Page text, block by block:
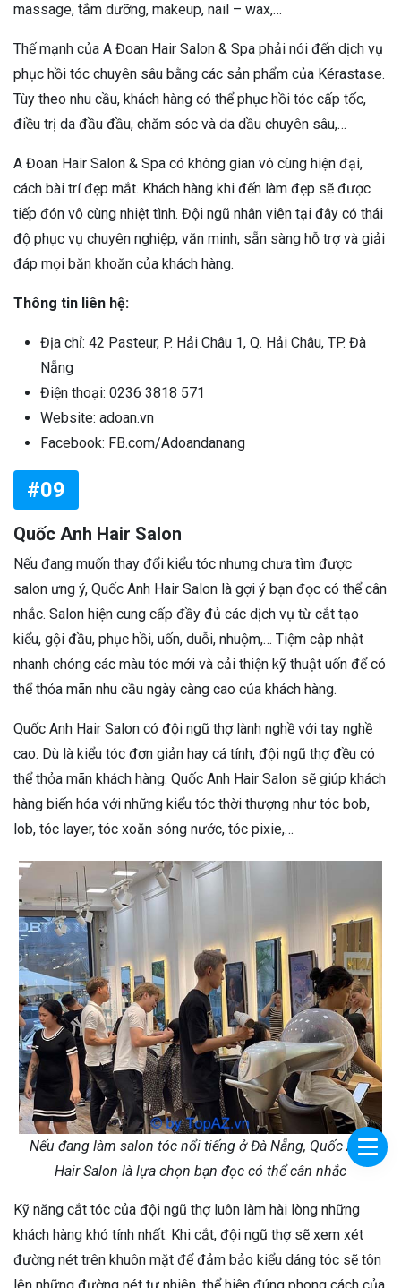
massage, tắm dưỡng, makeup, nail – wax,…
Thế mạnh của A Đoan Hair Salon & Spa phải nói đến dịch vụ
phục hồi tóc chuyên sâu bằng các sản phẩm của Kérastase.
Tùy theo nhu cầu, khách hàng có thể phục hồi tóc cấp tốc,
điều trị da đầu đầu, chăm sóc và da dầu chuyên sâu,…
A Đoan Hair Salon & Spa có không gian vô cùng hiện đại,
cách bài trí đẹp mắt. Khách hàng khi đến làm đẹp sẽ được
tiếp đón vô cùng nhiệt tình. Đội ngũ nhân viên tại đây có thái
độ phục vụ chuyên nghiệp, văn minh, sẵn sàng hỗ trợ và giải
đáp mọi băn khoăn của khách hàng.
Thông tin liên hệ:
Địa chỉ: 42 Pasteur, P. Hải Châu 1, Q. Hải Châu, TP. Đà
Nẵng
Điện thoại: 0236 3818 571
Website: adoan.vn
Facebook: FB.com/Adoandanang
#09
Quốc Anh Hair Salon
Nếu đang muốn thay đổi kiểu tóc nhưng chưa tìm được
salon ưng ý, Quốc Anh Hair Salon là gợi ý bạn đọc có thể cân
nhắc. Salon hiện cung cấp đầy đủ các dịch vụ từ cắt tạo
kiểu, gội đầu, phục hồi, uốn, duỗi, nhuộm,… Tiệm cập nhật
nhanh chóng các màu tóc mới và cải thiện kỹ thuật uốn để có
thể thỏa mãn nhu cầu ngày càng cao của khách hàng.
Quốc Anh Hair Salon có đội ngũ thợ lành nghề với tay nghề
cao. Dù là kiểu tóc đơn giản hay cá tính, đội ngũ thợ đều có
thể thỏa mãn khách hàng. Quốc Anh Hair Salon sẽ giúp khách
hàng biến hóa với những kiểu tóc thời thượng như tóc bob,
lob, tóc layer, tóc xoăn sóng nước, tóc pixie,…
Nếu đang làm salon tóc nổi tiếng ở Đà Nẵng, Quốc Anh
Hair Salon là lựa chọn bạn đọc có thể cân nhắc
Kỹ năng cắt tóc của đội ngũ thợ luôn làm hài lòng những
khách hàng khó tính nhất. Khi cắt, đội ngũ thợ sẽ xem xét
đường nét trên khuôn mặt để đảm bảo kiểu dáng tóc sẽ tôn